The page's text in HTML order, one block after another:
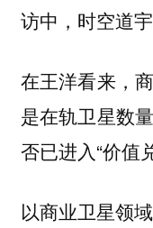
访中，时空道
在王洋看来，
是在轨卫星数
否已进入“价值
以商业卫星领